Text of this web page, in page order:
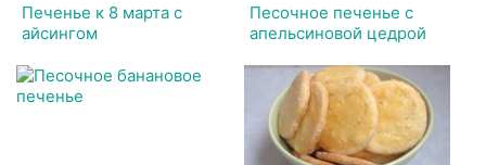
Печенье к 8 марта с
айсингом
Песочное печенье с
апельсиновой цедрой